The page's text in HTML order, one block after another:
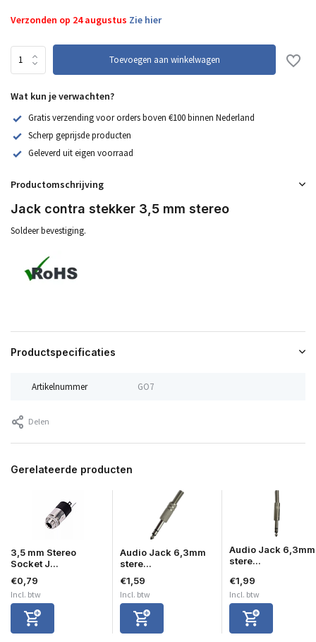
Verzonden op 24 augustus Zie hier
Toevoegen aan winkelwagen
Wat kun je verwachten?
Gratis verzending voor orders boven €100 binnen Nederland
Scherp geprijsde producten
Geleverd uit eigen voorraad
Productomschrijving
Jack contra stekker 3,5 mm stereo
Soldeer bevestiging.
Productspecificaties
Artikelnummer GO7
Delen
Gerelateerde producten
3,5 mm Stereo
Socket J...
€0,79
Incl. btw
Audio Jack 6,3mm
stere...
€1,59
Incl. btw
Audio Jack 6,3mm
stere...
€1,99
Incl. btw